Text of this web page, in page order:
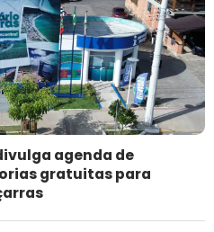
agenda de
gratuitas para